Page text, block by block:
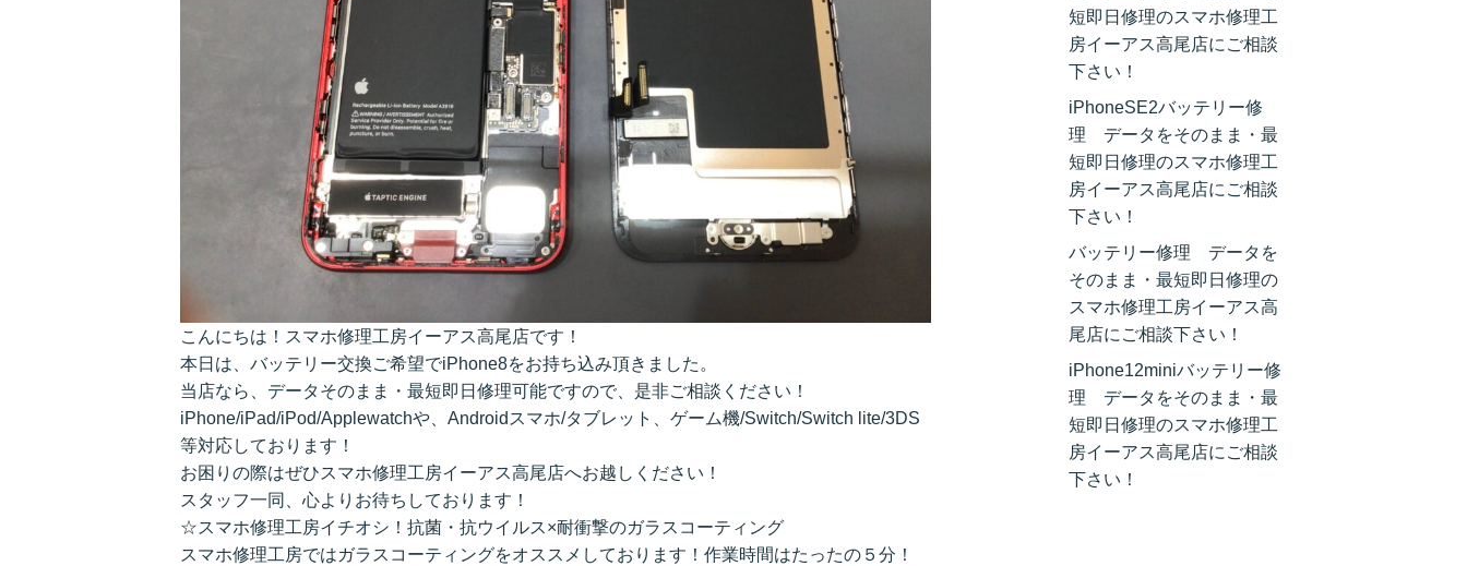
こんにちは！スマホ修理工房イーアス高尾店です！
本日は、バッテリー交換ご希望でiPhone8をお持ち込み頂きました。
当店なら、データそのまま・最短即日修理可能ですので、是非ご相談ください！
iPhone/iPad/iPod/Applewatchや、Androidスマホ/タブレット、ゲーム機/Switch/Switch lite/3DS
等対応しております！
お困りの際はぜひスマホ修理工房イーアス高尾店へお越しください！
スタッフ一同、心よりお待ちしております！
☆スマホ修理工房イチオシ！抗菌・抗ウイルス×耐衝撃のガラスコーティング
スマホ修理工房ではガラスコーティングをオススメしております！作業時間はたったの５分！
短即日修理のスマホ修理工
房イーアス高尾店にご相談
下さい！
iPhoneSE2バッテリー修
理 データをそのまま・最
短即日修理のスマホ修理工
房イーアス高尾店にご相談
下さい！
バッテリー修理 データを
そのまま・最短即日修理の
スマホ修理工房イーアス高
尾店にご相談下さい！
iPhone12miniバッテリー修
理 データをそのまま・最
短即日修理のスマホ修理工
房イーアス高尾店にご相談
下さい！